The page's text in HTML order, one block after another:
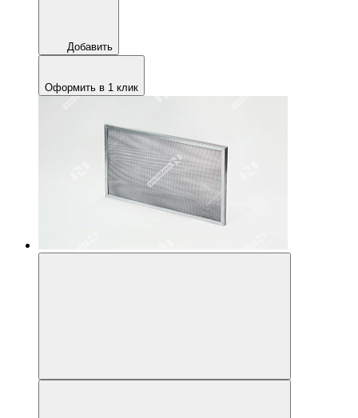
Добавить
Оформить в 1 клик